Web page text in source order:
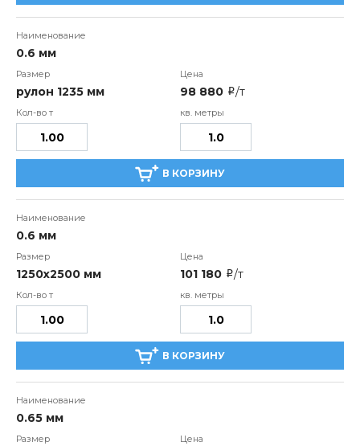
0.6 мм
рулон 1235 мм 98 880 i/т
В КОРЗИНУ
0.6 мм
1250х2500 мм 101 180 i/т
В КОРЗИНУ
0.65 мм